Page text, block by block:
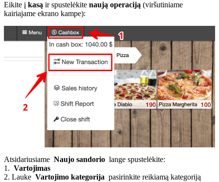
Eikite į kasą ir spustelėkite naują operaciją (viršutiniame
kairiajame ekrano kampe):
Atsidariusiame Naujo sandorio lange spustelėkite:
1. Vartojimas
2. Lauke Vartojimo kategorija pasirinkite reikiamą kategoriją